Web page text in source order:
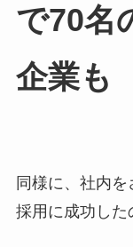
で70名
企業も
同様に、社内
採用に成功した